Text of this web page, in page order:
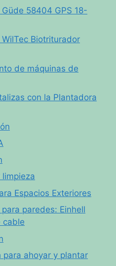
58404 GPS 18-
Biotriturador
de máquinas de
con la Plantadora
Espacios Exteriores
paredes: Einhell
cable
ahoyar y plantar